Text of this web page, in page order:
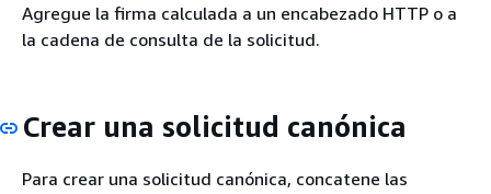
Agregue la firma calculada a un encabezado HTTP o a
la cadena de consulta de la solicitud.
Crear una solicitud canónica
Para crear una solicitud canónica, concatene las